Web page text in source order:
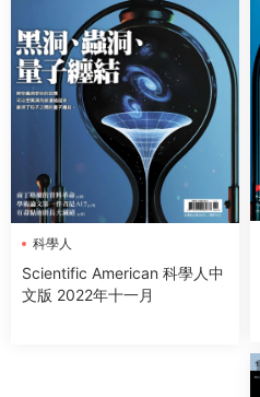
科學人
Scientific American 科學人中
文版 2022年十一月